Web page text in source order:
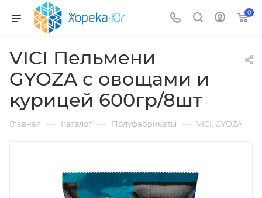
0
VICI Пельмени
GYOZA с овощами и
курицей 600гр/8шт
Главная — Каталог — Полуфабрикаты — VICI, GYOZA